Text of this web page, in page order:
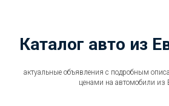
Каталог авто из
актуальные объявления с подробным
ценами на автомобили из